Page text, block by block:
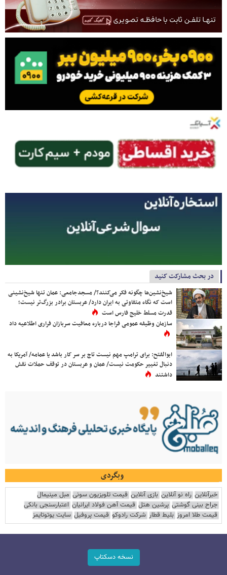
در بحث مشارکت کنید
شیخ‌نشین‌ها چگونه فکر می‌کنند؟/ مسجدجامعی: عمان تنها شیخ‌نشینی
است که نگاه متفاوتی به ایران دارد/ عربستان برادر بزرگ‌تر نیست؛
قدرت مسلط خلیج فارس است
سازمان وظیفه عمومی فراجا درباره معافیت سربازان فراری اطلاعیه داد
ابوالفتح: برای ترامپ مهم نیست تاج بر سر کار باشد یا عمامه/ آمریکا به
دنبال تغییر حکومت نیست/ عمان و عربستان در توقف حملات نقش
داشتند
وبگردی
خبرآنلاین راه نو آنلاین بازی آنلاین قیمت تلویزیون سونی مبل مینیمال
جراح بینی گوشتی پرشین هتل قیمت آهن فولاد ایرانیان اعتبارسنجی بانکی
قیمت طلا امروز بلیط قطار شرکت رادوکو قیمت پروفیل سایت یوتوتایمز
نسخه دسکتاپ